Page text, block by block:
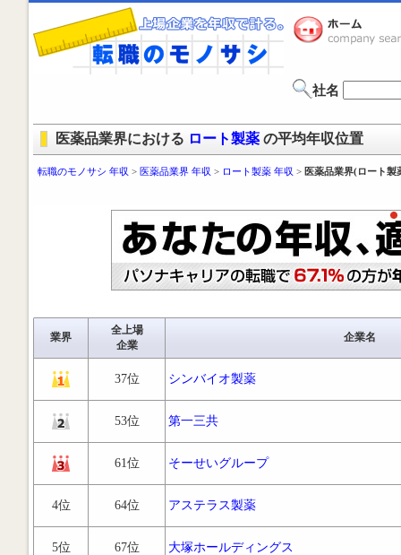
社名
医薬品業界における ロート製薬 の平均年収位置
転職のモノサシ 年収 > 医薬品業界 年収 > ロート製薬 年収 > 医薬品業界(ロート製
業界
全上場
企業
企業名
37位 シンバイオ製薬
53位 第一三共
61位 そーせいグループ
4位 64位 アステラス製薬
5位 67位 大塚ホールディングス